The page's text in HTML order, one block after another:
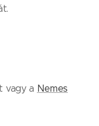
vagy a Nemes